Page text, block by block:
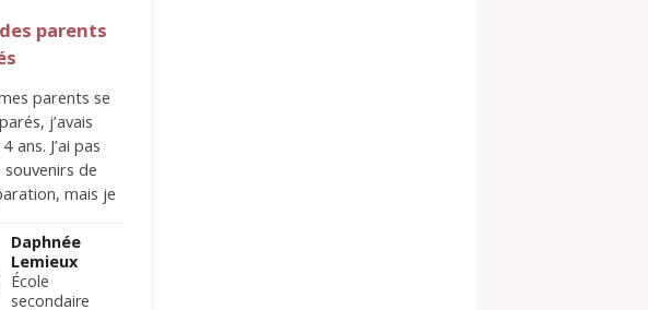
parents
parents se
j’avais
ans. J’ai pas
de
mais je
Daphnée
Lemieux
École
secondaire